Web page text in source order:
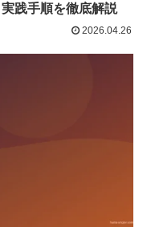
践手順を徹底解説
2026.04.26